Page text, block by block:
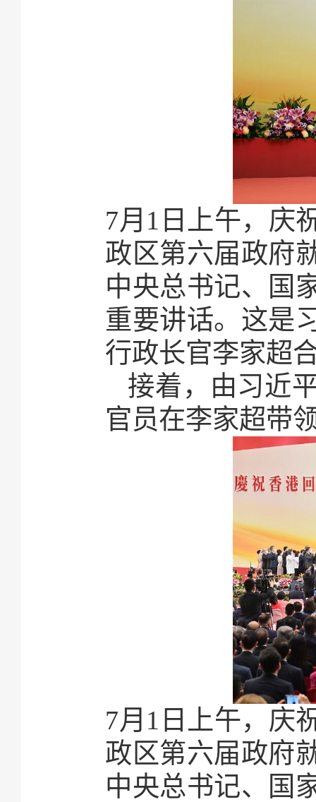
7月1日上午，庆
政区第六届政府
中央总书记、国
重要讲话。这是
行政长官李家超
接着，由习近
官员在李家超带
7月1日上午，庆
政区第六届政府
中央总书记、国